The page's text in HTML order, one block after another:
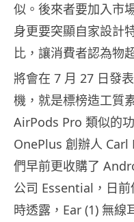
似。後來者要加入市
身更要突顯自家設計
比，讓消費者認為物
將會在 7 月 27 日發
機，就是標榜造工質
AirPods Pro 類似的
OnePlus 創辦人 Carl
們早前更收購了
公司 Essential，日
時透露，Ear (1) 無線